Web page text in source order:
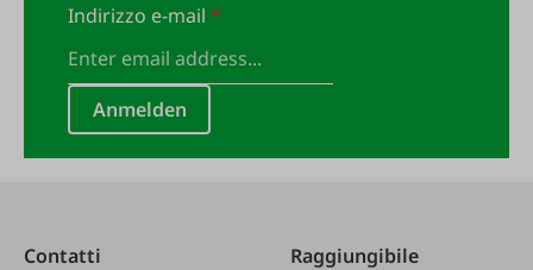
Indirizzo e-mail*
Anmelden
Contatti
Raggiungibile